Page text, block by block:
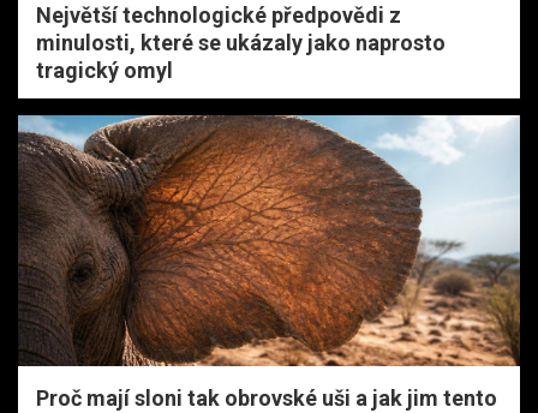
Největší technologické předpovědi z
minulosti, které se ukázaly jako naprosto
tragický omyl
Proč mají sloni tak obrovské uši a jak jim tento